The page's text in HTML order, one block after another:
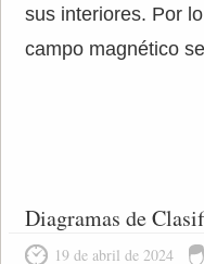
sus interiores. Por
campo magnético
Diagramas de
19 de abril de 2024